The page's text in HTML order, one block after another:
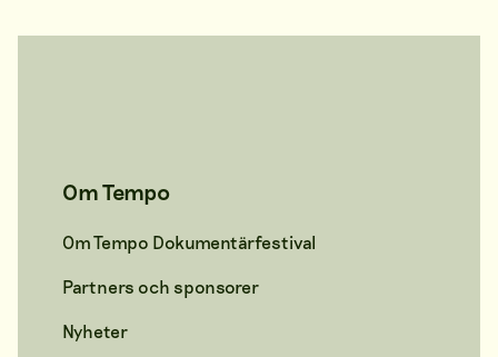
Om Tempo
Om Tempo Dokumentärfestival
Partners och sponsorer
Nyheter